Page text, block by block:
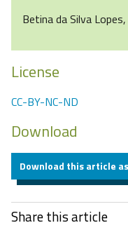
Betina da Silva
License
CC-BY-NC-ND
Download
Download this article as
Share this article